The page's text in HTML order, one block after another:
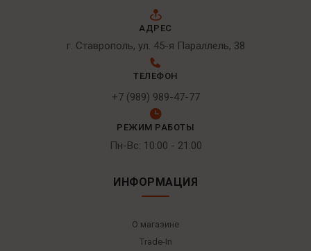
АДРЕС
г. Ставрополь, ул. 45-я Параллель, 38
ТЕЛЕФОН
+7 (989) 989-47-77
РЕЖИМ РАБОТЫ
Пн-Вс: 10:00 - 21:00
ИНФОРМАЦИЯ
О магазине
Trade-In